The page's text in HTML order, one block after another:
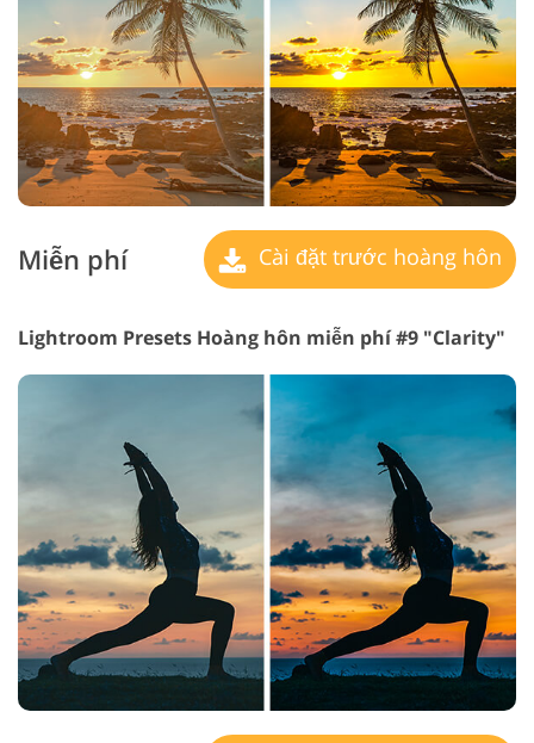
Miễn phí Cài đặt trước hoàng hôn
Lightroom Presets Hoàng hôn miễn phí #9 "Clarity"